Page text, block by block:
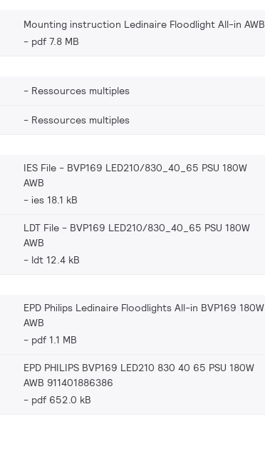
Mounting instruction Ledinaire Floodlight All-in AWB
pdf 7.8 MB
Ressources multiples
Ressources multiples
IES File - BVP169 LED210/830_40_65 PSU 180W
AWB
ies 18.1 kB
LDT File - BVP169 LED210/830_40_65 PSU 180W
AWB
ldt 12.4 kB
EPD Philips Ledinaire Floodlights All-in BVP169 180W
AWB
pdf 1.1 MB
EPD PHILIPS BVP169 LED210 830 40 65 PSU 180W
AWB 911401886386
pdf 652.0 kB